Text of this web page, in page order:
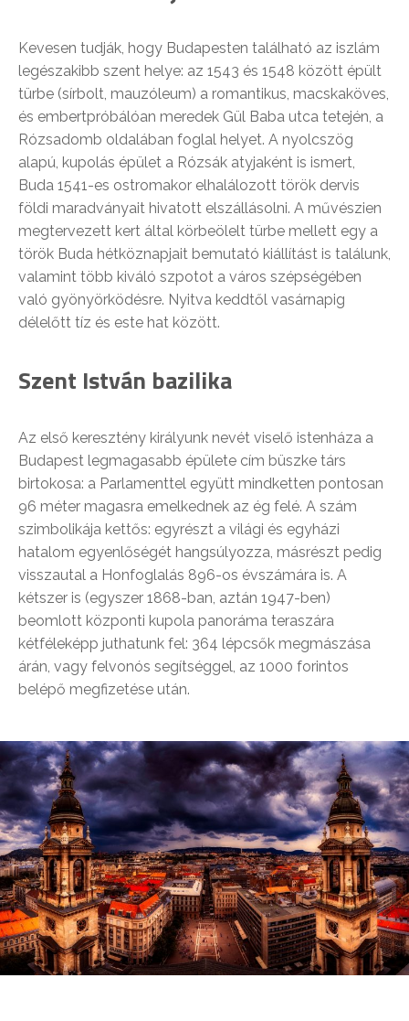
Kevesen tudják, hogy Budapesten található az iszlám
legészakibb szent helye: az 1543 és 1548 között épült
türbe (sírbolt, mauzóleum) a romantikus, macskaköves,
és embertpróbálóan meredek Gül Baba utca tetején, a
Rózsadomb oldalában foglal helyet. A nyolcszög
alapú, kupolás épület a Rózsák atyjaként is ismert,
Buda 1541-es ostromakor elhalálozott török dervis
földi maradványait hivatott elszállásolni. A művészien
megtervezett kert által körbeölelt türbe mellett egy a
török Buda hétköznapjait bemutató kiállítást is találunk,
valamint több kiváló szpotot a város szépségében
való gyönyörködésre. Nyitva keddtől vasárnapig
délelőtt tíz és este hat között.
Szent István bazilika
Az első keresztény királyunk nevét viselő istenháza a
Budapest legmagasabb épülete cím büszke társ
birtokosa: a Parlamenttel együtt mindketten pontosan
96 méter magasra emelkednek az ég felé. A szám
szimbolikája kettős: egyrészt a világi és egyházi
hatalom egyenlőségét hangsúlyozza, másrészt pedig
visszautal a Honfoglalás 896-os évszámára is. A
kétszer is (egyszer 1868-ban, aztán 1947-ben)
beomlott központi kupola panoráma teraszára
kétféleképp juthatunk fel: 364 lépcsők megmászása
árán, vagy felvonós segítséggel, az 1000 forintos
belépő megfizetése után.